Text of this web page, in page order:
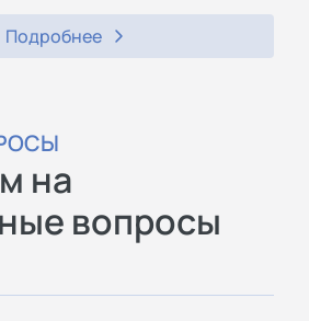
Подробнее
на
вопросы